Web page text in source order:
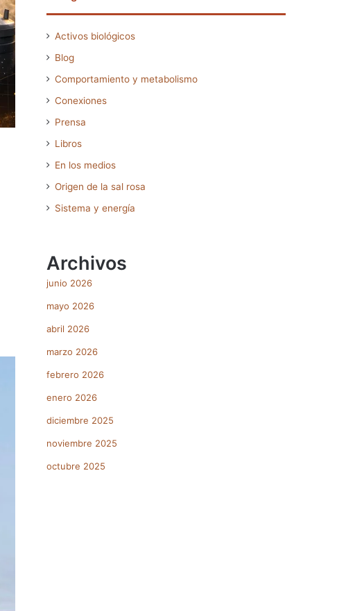
Activos biológicos
Blog
Comportamiento y metabolismo
Conexiones
Prensa
Libros
En los medios
Origen de la sal rosa
Sistema y energía
Archivos
junio 2026
mayo 2026
abril 2026
marzo 2026
febrero 2026
enero 2026
diciembre 2025
noviembre 2025
octubre 2025